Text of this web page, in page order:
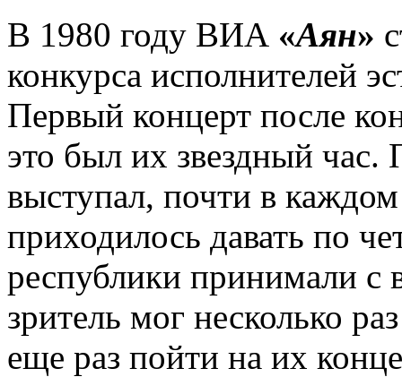
В 1980 году ВИА «Аян»
конкурса исполнителей
Первый концерт после
это был их звездный
выступал, почти в
приходилось давать по
республики принимали с
зритель мог несколько
еще раз пойти на их